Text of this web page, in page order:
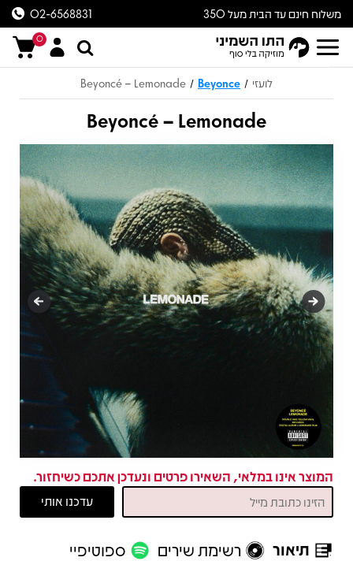
משלוח חינם עד הבית מעל 350
ש״ח
02-6568831
0
לועזי /
Beyonce
/
Beyoncé – Lemonade
Beyoncé – Lemonade
המוצר אינו במלאי, השאירו פרטים ונעדכן אתכם כשיחזור.
תיאור רשימת שירים ספוטיפיי